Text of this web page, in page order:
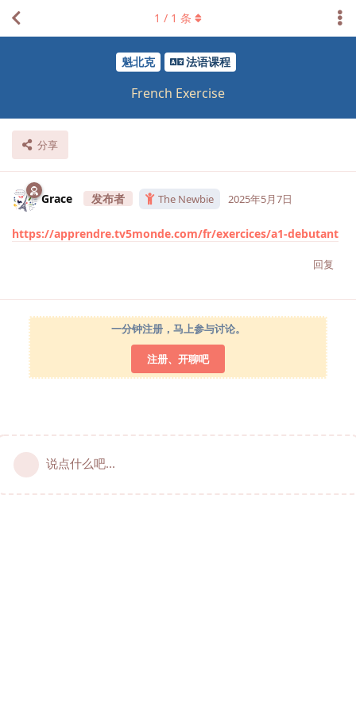
魁北克 法语课程
French Exercise
分享
1 / 1 条
Grace The Newbie 2025年5月7日
https://apprendre.tv5monde.com/fr/exercices/a1-debutant
回复
一分钟注册，马上参与讨论。
注册、开聊吧
说点什么吧...